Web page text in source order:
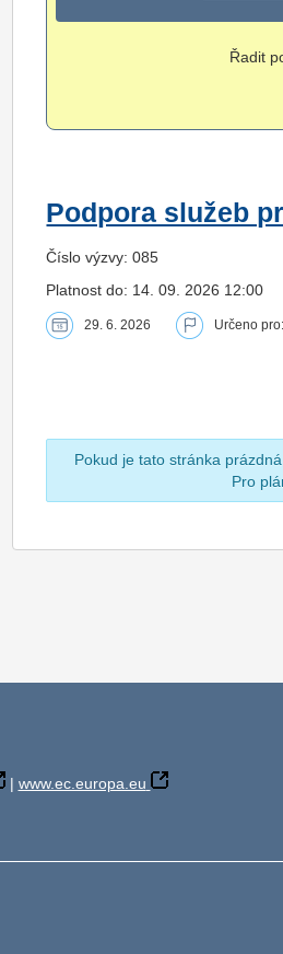
Řadit
Podpora služeb
Číslo výzvy: 085
Platnost do: 14. 09. 2026 12:00
29. 6. 2026 Určeno
Pokud je tato stránka
Pro
| www.ec.europa.eu